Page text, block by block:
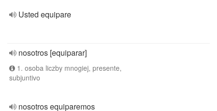
Usted equipare
nosotros [equiparar]
1. osoba liczby mnogiej, presente,
subjuntivo
nosotros equiparemos